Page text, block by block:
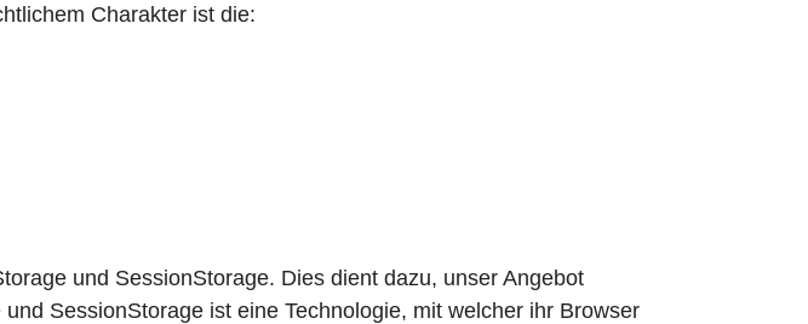
Charakter ist die:
und SessionStorage. Dies dient dazu, unser Angebot
SessionStorage ist eine Technologie, mit welcher ihr Browser